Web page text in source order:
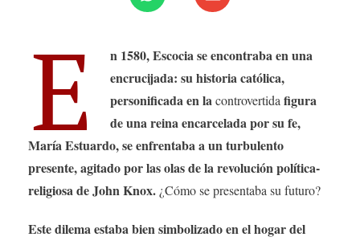
E
n 1580, Escocia se encontraba en una
encrucijada: su historia católica,
personificada en lacontrovertida figura
de una reina encarcelada por su fe,
María Estuardo, se enfrentaba a un turbulento
presente, agitado por las olas de la revolución política-
religiosa de John Knox.¿Cómo se presentaba su futuro?
Este dilema estaba bien simbolizado en el hogar del